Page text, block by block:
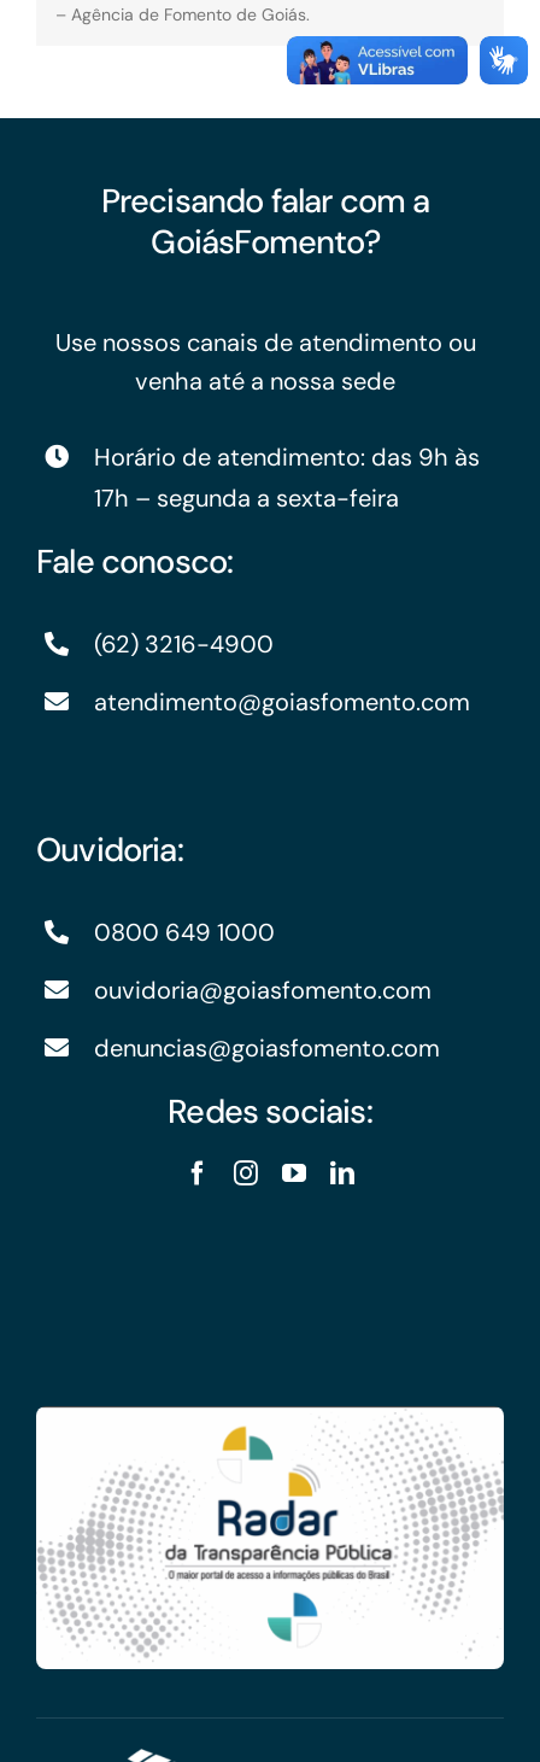
– Agência de Fomento de Goiás.
Precisando falar com a
GoiásFomento?
Use nossos canais de atendimento ou
venha até a nossa sede
Horário de atendimento: das 9h às
17h – segunda a sexta-feira
Fale conosco:
(62) 3216-4900
atendimento@goiasfomento.com
Ouvidoria:
0800 649 1000
ouvidoria@goiasfomento.com
denuncias@goiasfomento.com
Redes sociais: